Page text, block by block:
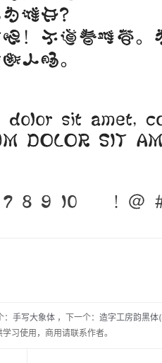
手写大象体 ， 下一个： 造字工房韵黑体
习使用，商用请联系作者。